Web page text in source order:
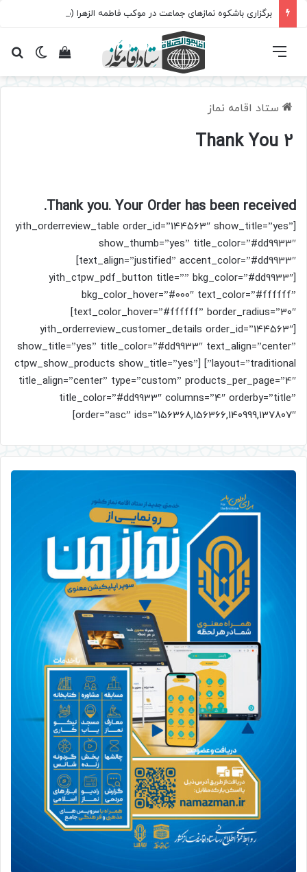
برگزاری باشکوه نمازهای جماعت در موکب فاطمه الزهرا (س)
تغییرمشاهده فهرست
ستاد اقامه نماز
Thank You 2
Thank you. Your Order has been received.
[yith_orderreview_table order_id=”144563″ show_title=”yes”
show_thumb=”yes” title_color=”#dd9933″
text_align=”justified” accent_color=”#dd9933″]
[yith_ctpw_pdf_button title=”” bkg_color=”#dd9933″
bkg_color_hover=”#000″ text_color=”#ffffff”
text_color_hover=”#ffffff” border_radius=”30″]
[yith_orderreview_customer_details order_id=”144563″
show_title=”yes” title_color=”#dd9933″ text_align=”center”
layout=”traditional”] [ctpw_show_products show_title=”yes”
title_align=”center” type=”custom” products_per_page=”4″
title_color=”#dd9933″ columns=”4″ orderby=”title”
order=”asc” ids=”156368,156366,140999,137807″]